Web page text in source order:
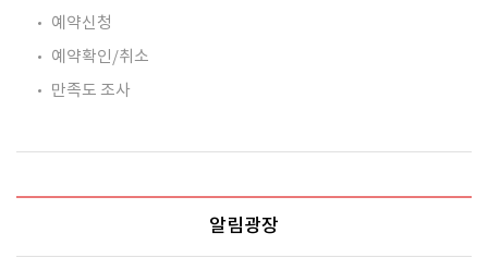
예약신청
예약확인/취소
만족도 조사
알림광장